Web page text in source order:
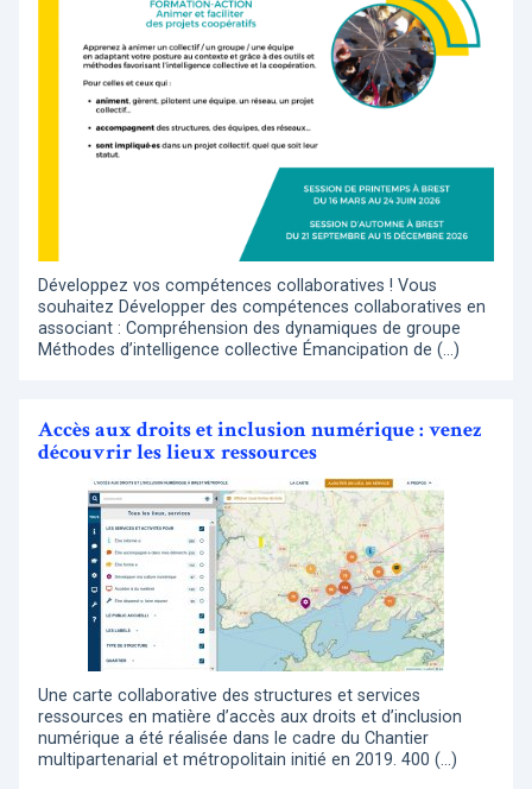
Développez vos compétences collaboratives ! Vous
souhaitez Développer des compétences collaboratives en
associant : Compréhension des dynamiques de groupe
Méthodes d’intelligence collective Émancipation de (…)
Accès aux droits et inclusion numérique : venez
découvrir les lieux ressources
Une carte collaborative des structures et services
ressources en matière d’accès aux droits et d’inclusion
numérique a été réalisée dans le cadre du Chantier
multipartenarial et métropolitain initié en 2019. 400 (…)